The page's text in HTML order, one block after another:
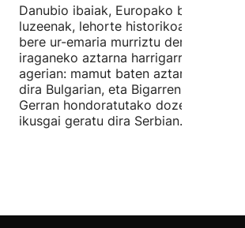
Danubio ibaiak, Europako bigarren
luzeenak, lehorte historikoa bizi du,
bere ur-emaria murriztu denez,
iraganeko aztarna harrigarriak utzi
agerian: mamut baten aztarnak
dira Bulgarian, eta Bigarren Mundu
Gerran hondoratutako dozenaka
ikusgai geratu dira Serbian.